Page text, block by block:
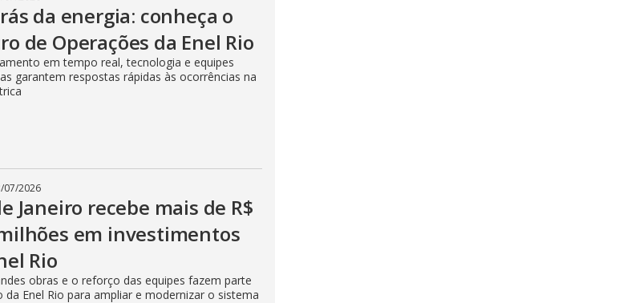
da energia: conheça o
de Operações da Enel Rio
em tempo real, tecnologia e equipes
garantem respostas rápidas às ocorrências na
07/2026
Janeiro recebe mais de R$
em investimentos
Rio
obras e o reforço das equipes fazem parte
da Enel Rio para ampliar e modernizar o sistema